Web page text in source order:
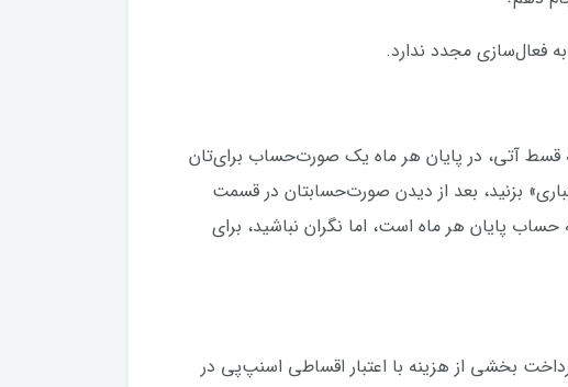
فعال‌سازی مجدد ندارد.
قسط آتی، در پایان هر ماه یک صورت‌حساب برای‌تان
بزنید، بعد از دیدن صورت‌حسابتان در قسمت
پایان هر ماه است، اما نگران نباشید، برای
بخشی از هزینه با اعتبار اقساطی اسنپ‌پی در